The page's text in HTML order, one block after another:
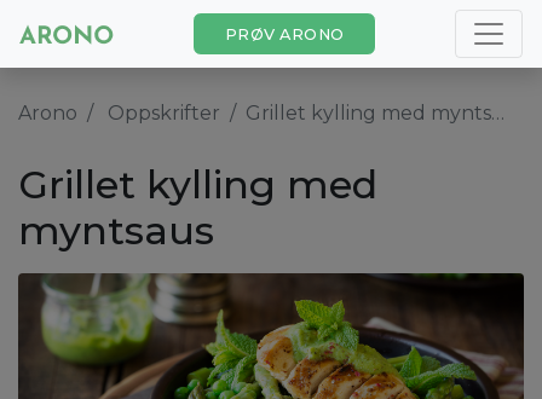
PRØV ARONO
Arono Oppskrifter Grillet kylling med myntsaus
Grillet kylling med
myntsaus